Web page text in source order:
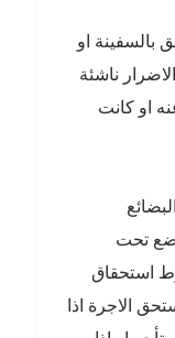
بالسفينة او
ناشئة
او كانت
تحت
استحقاق
الاجرة اذا